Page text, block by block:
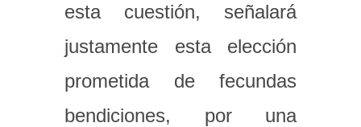
esta cuestión, señalará
justamente esta elección
prometida de fecundas
bendiciones, por una